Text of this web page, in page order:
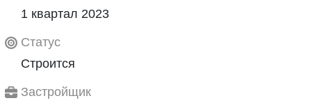
1 квартал 2023
Статус
Строится
Застройщик